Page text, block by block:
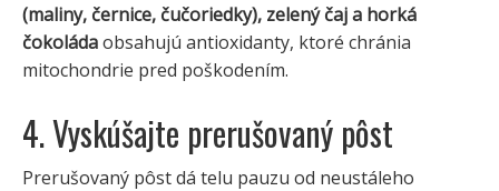
(maliny, černice, čučoriedky), zelený čaj a horká
čokoládaobsahujú antioxidanty, ktoré chránia
mitochondrie pred poškodením.
4. Vyskúšajte prerušovaný pôst
Prerušovaný pôst dá telu pauzu od neustáleho